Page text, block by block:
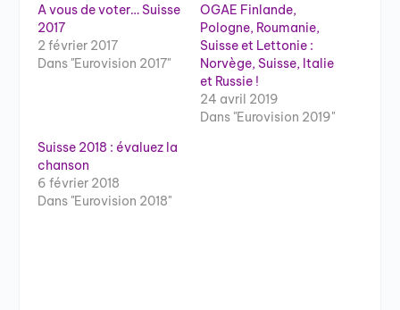
A vous de voter… Suisse
2017
2 février 2017
Dans "Eurovision 2017"
OGAE Finlande,
Pologne, Roumanie,
Suisse et Lettonie :
Norvège, Suisse, Italie
et Russie !
24 avril 2019
Dans "Eurovision 2019"
Suisse 2018 : évaluez la
chanson
6 février 2018
Dans "Eurovision 2018"